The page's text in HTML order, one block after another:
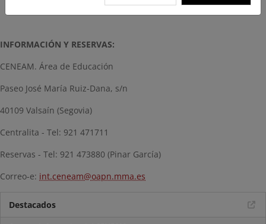
INFORMACIÓN Y RESERVAS:
CENEAM. Área de Educación
Paseo José María Ruiz-Dana, s/n
40109 Valsaín (Segovia)
Centralita - Tel: 921 471711
Reservas - Tel: 921 473880 (Pinar García)
Correo-e: int.ceneam@oapn.mma.es
Destacados